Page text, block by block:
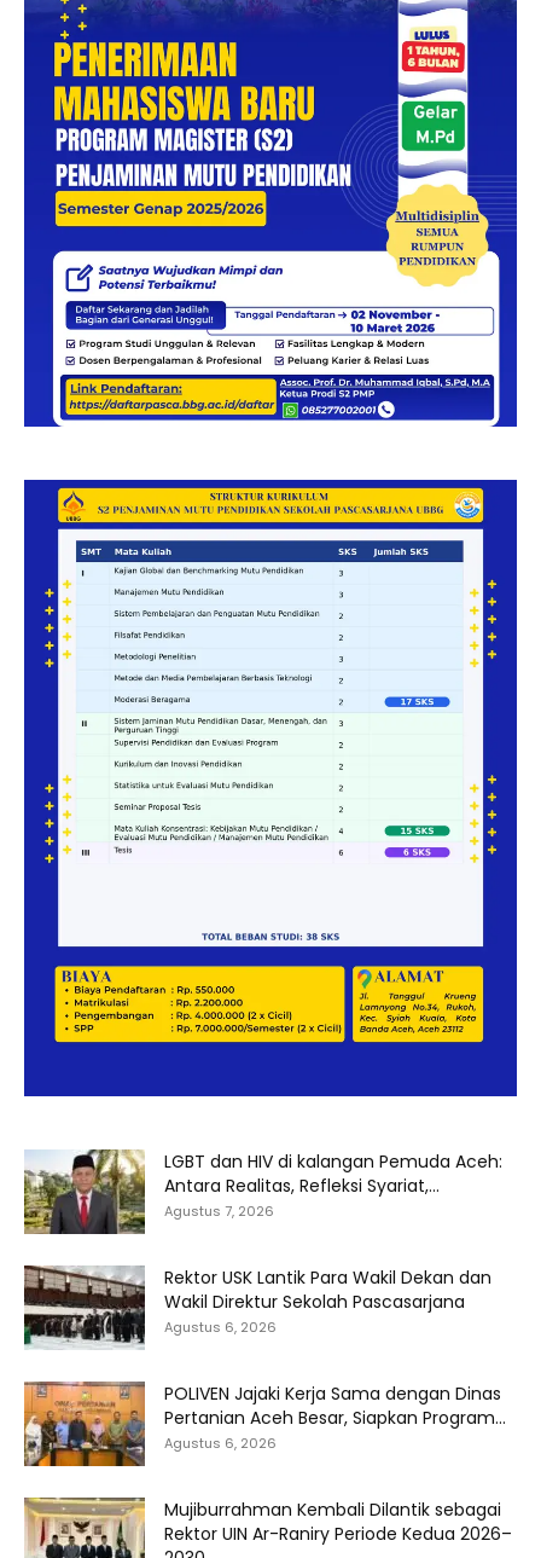
LGBT dan HIV di kalangan Pemuda Aceh:
Antara Realitas, Refleksi Syariat,...
Agustus 7, 2026
Rektor USK Lantik Para Wakil Dekan dan
Wakil Direktur Sekolah Pascasarjana
Agustus 6, 2026
POLIVEN Jajaki Kerja Sama dengan Dinas
Pertanian Aceh Besar, Siapkan Program...
Agustus 6, 2026
Mujiburrahman Kembali Dilantik sebagai
Rektor UIN Ar-Raniry Periode Kedua 2026–